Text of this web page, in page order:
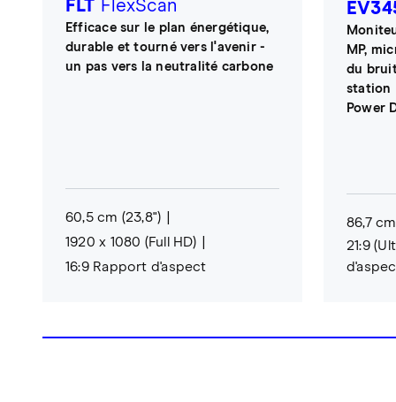
FLT FlexScan
Efficace sur le plan énergétique,
durable et tourné vers l'avenir -
un pas vers la neutralité carbone
60,5 cm (23,8")
1920 x 1080 (Full HD)
16:9 Rapport d'aspect
MP,
du
station
Power
86,7 cm
21:9